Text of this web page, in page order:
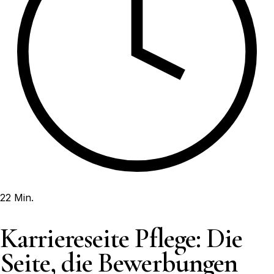
22 Min.
Karriereseite Pflege: Die
Seite, die Bewerbungen